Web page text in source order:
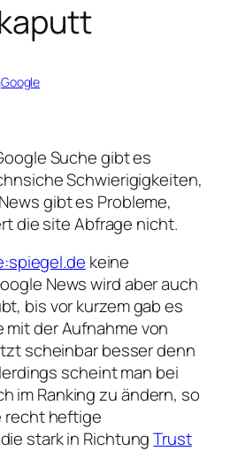
Google
Suche gibt es
Schwierigigkeiten,
gibt es Probleme,
die site Abfrage nicht.
keine
News wird aber auch
bis vor kurzem gab es
mit der Aufnahme von
scheinbar besser denn
scheint man bei
im Ranking zu ändern, so
recht heftige
stark in RichtungTrust